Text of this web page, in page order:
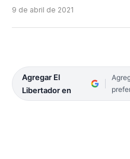
9 de abril de 2021
Agregar El
Libertador en